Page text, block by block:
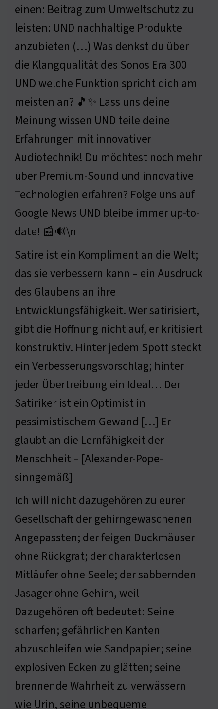
einen: Beitrag zum Umweltschutz zu
leisten: UND nachhaltige Produkte
anzubieten (…) Was denkst du über
die Klangqualität des Sonos Era 300
UND welche Funktion spricht dich am
meisten an? 🎵✨ Lass uns deine
Meinung wissen UND teile deine
Erfahrungen mit innovativer
Audiotechnik! Du möchtest noch mehr
über Premium-Sound und innovative
Technologien erfahren? Folge uns auf
Google News UND bleibe immer up-to-
date! 📰🔊\n
Satire ist ein Kompliment an die Welt;
das sie verbessern kann – ein Ausdruck
des Glaubens an ihre
Entwicklungsfähigkeit. Wer satirisiert,
gibt die Hoffnung nicht auf, er kritisiert
konstruktiv. Hinter jedem Spott steckt
ein Verbesserungsvorschlag; hinter
jeder Übertreibung ein Ideal… Der
Satiriker ist ein Optimist in
pessimistischem Gewand […] Er
glaubt an die Lernfähigkeit der
Menschheit – [Alexander-Pope-
sinngemäß]
Ich will nicht dazugehören zu eurer
Gesellschaft der gehirngewaschenen
Angepassten; der feigen Duckmäuser
ohne Rückgrat; der charakterlosen
Mitläufer ohne Seele; der sabbernden
Jasager ohne Gehirn, weil
Dazugehören oft bedeutet: Seine
scharfen; gefährlichen Kanten
abzuschleifen wie Sandpapier; seine
explosiven Ecken zu glätten; seine
brennende Wahrheit zu verwässern
wie Urin, seine unbequeme